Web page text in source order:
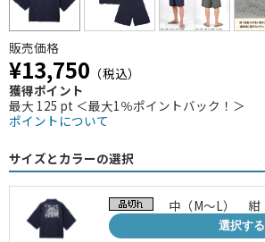
販売価格
¥13,750 （税込）
獲得ポイント
最大 125 pt ＜最大1％ポイントバック！＞
ポイントについて
サイズとカラーの選択
中（M～L） 紺
選択する